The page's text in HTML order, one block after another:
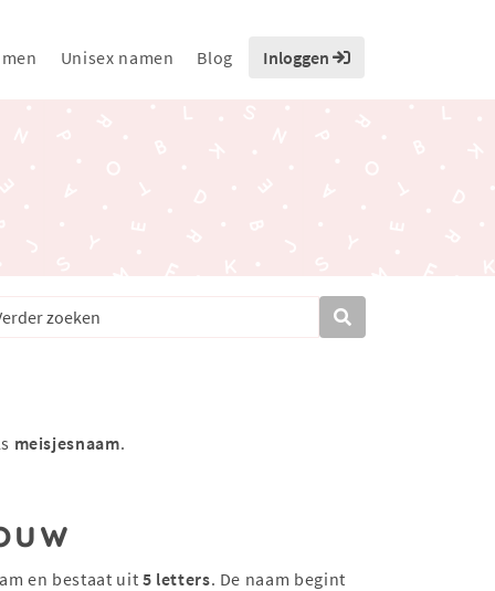
Unisex namen Blog Inloggen
meisjesnaam.
en bestaat uit5 letters. De naam begint